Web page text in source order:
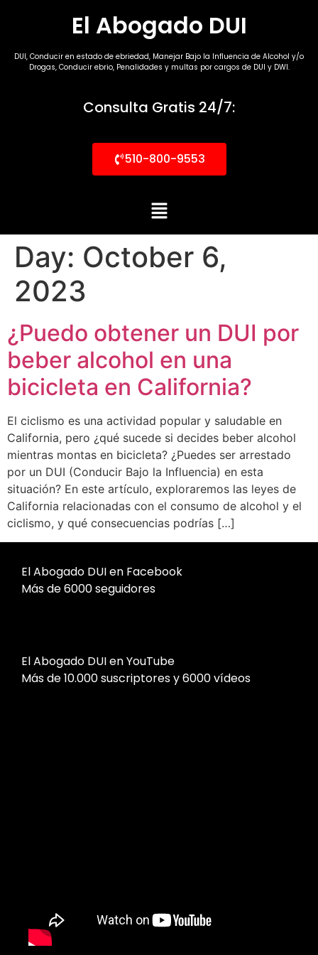
El Abogado DUI
DUI, Conducir en estado de ebriedad, Manejar Bajo la Influencia de Alcohol y/o
Drogas, Conducir ebrio, Penalidades y multas por cargos de DUI y DWI.
Consulta Gratis 24/7:
510-800-9553
Day: October 6,
2023
¿Puedo obtener un DUI por
beber alcohol en una
bicicleta en California?
El ciclismo es una actividad popular y saludable en
California, pero ¿qué sucede si decides beber alcohol
mientras montas en bicicleta? ¿Puedes ser arrestado
por un DUI (Conducir Bajo la Influencia) en esta
situación? En este artículo, exploraremos las leyes de
California relacionadas con el consumo de alcohol y el
ciclismo, y qué consecuencias podrías […]
El Abogado DUI en Facebook
Más de 6000 seguidores
El Abogado DUI en YouTube
Más de 10.000 suscriptores y 6000 vídeos